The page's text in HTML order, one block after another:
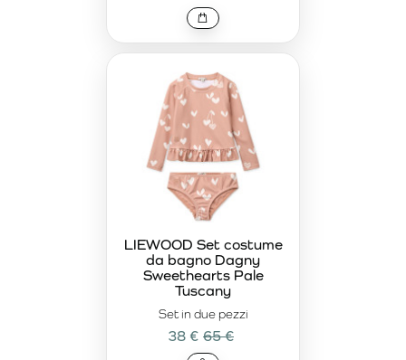
Set in due pezzi
LIEWOOD Set costume
da bagno Dagny
Sweethearts Pale
Tuscany
38 € 65 €